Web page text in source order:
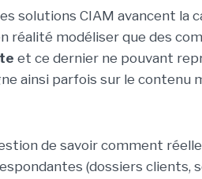
solutions CIAM avancent la
réalité modéliser que des
et ce dernier ne pouvant
ainsi parfois sur le contenu
de savoir comment
(dossiers clients,